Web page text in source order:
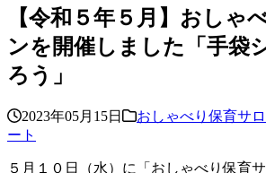
【令和５年５月】おしゃ
ンを開催しました「手袋
ろう」
2023年05月15日
おしゃべり保育サ
ート
５月１０日（水）に「おしゃべり保育